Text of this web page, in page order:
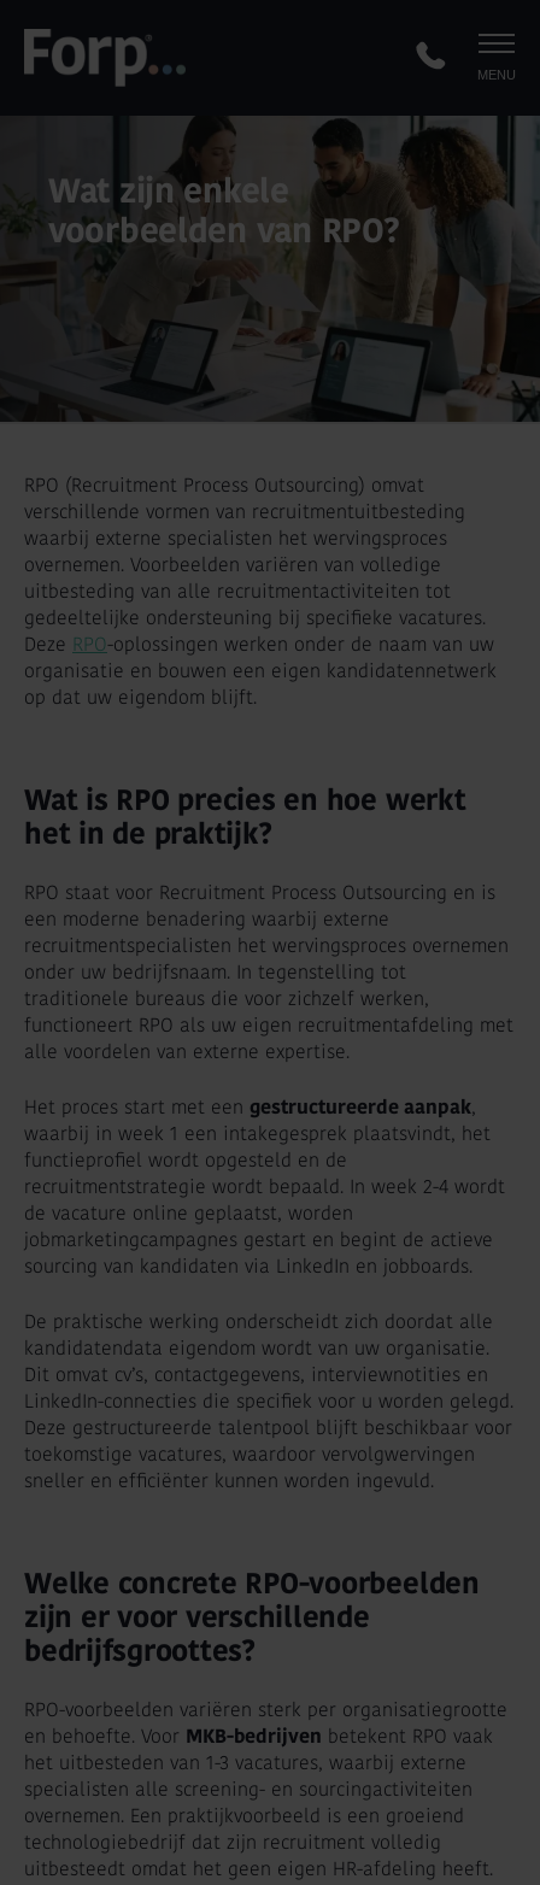
MENU
Wat zijn enkele
voorbeelden van RPO?
RPO (Recruitment Process Outsourcing) omvat
verschillende vormen van recruitmentuitbesteding
waarbij externe specialisten het wervingsproces
overnemen. Voorbeelden variëren van volledige
uitbesteding van alle recruitmentactiviteiten tot
gedeeltelijke ondersteuning bij specifieke vacatures.
Deze RPO-oplossingen werken onder de naam van uw
organisatie en bouwen een eigen kandidatennetwerk
op dat uw eigendom blijft.
Wat is RPO precies en hoe werkt
het in de praktijk?
RPO staat voor Recruitment Process Outsourcing en is
een moderne benadering waarbij externe
recruitmentspecialisten het wervingsproces overnemen
onder uw bedrijfsnaam. In tegenstelling tot
traditionele bureaus die voor zichzelf werken,
functioneert RPO als uw eigen recruitmentafdeling met
alle voordelen van externe expertise.
Het proces start met een gestructureerde aanpak,
waarbij in week 1 een intakegesprek plaatsvindt, het
functieprofiel wordt opgesteld en de
recruitmentstrategie wordt bepaald. In week 2-4 wordt
de vacature online geplaatst, worden
jobmarketingcampagnes gestart en begint de actieve
sourcing van kandidaten via LinkedIn en jobboards.
De praktische werking onderscheidt zich doordat alle
kandidatendata eigendom wordt van uw organisatie.
Dit omvat cv’s, contactgegevens, interviewnotities en
LinkedIn-connecties die specifiek voor u worden gelegd.
Deze gestructureerde talentpool blijft beschikbaar voor
toekomstige vacatures, waardoor vervolgwervingen
sneller en efficiënter kunnen worden ingevuld.
Welke concrete RPO-voorbeelden
zijn er voor verschillende
bedrijfsgroottes?
RPO-voorbeelden variëren sterk per organisatiegrootte
en behoefte. Voor MKB-bedrijven betekent RPO vaak
het uitbesteden van 1-3 vacatures, waarbij externe
specialisten alle screening- en sourcingactiviteiten
overnemen. Een praktijkvoorbeeld is een groeiend
technologiebedrijf dat zijn recruitment volledig
uitbesteedt omdat het geen eigen HR-afdeling heeft.